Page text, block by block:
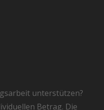
unterstützen?
Betrag. Die